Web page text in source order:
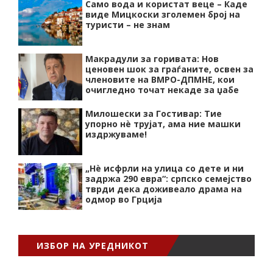
Само вода и користат веце – Каде
виде Мицкоски зголемен број на
туристи – не знам
Макрадули за горивата: Нов
ценовен шок за граѓаните, освен за
членовите на ВМРО-ДПМНЕ, кои
очигледно точат некаде за џабе
Милошески за Гостивар: Тие
упорно нѐ трујат, ама ние машки
издржуваме!
„Нѐ исфрли на улица со дете и ни
задржа 290 евра“: српско семејство
тврди дека доживеало драма на
одмор во Грција
ИЗБОР НА УРЕДНИКОТ